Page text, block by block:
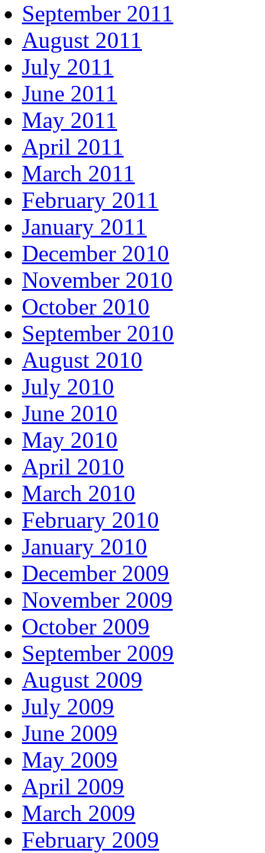
September 2011
August 2011
July 2011
June 2011
May 2011
April 2011
March 2011
February 2011
January 2011
December 2010
November 2010
October 2010
September 2010
August 2010
July 2010
June 2010
May 2010
April 2010
March 2010
February 2010
January 2010
December 2009
November 2009
October 2009
September 2009
August 2009
July 2009
June 2009
May 2009
April 2009
March 2009
February 2009